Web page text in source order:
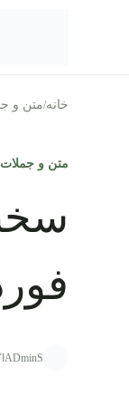
خانه/متن و
متن و جملات
ADminS